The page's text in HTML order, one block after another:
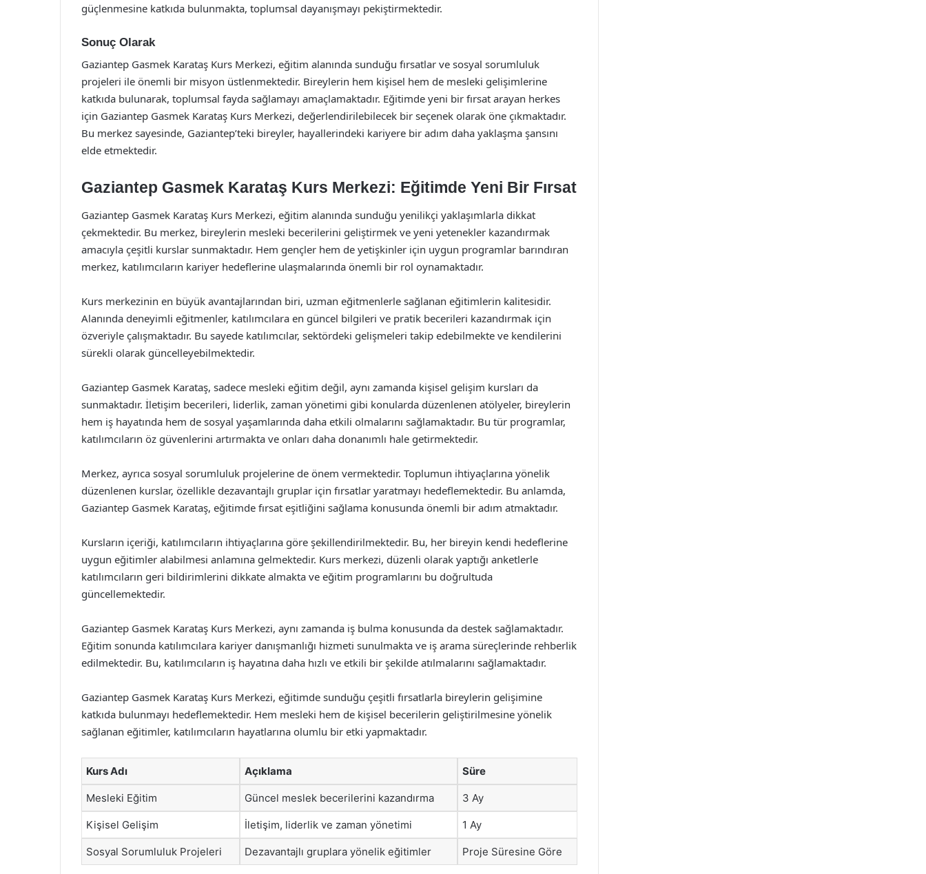
güçlenmesine katkıda bulunmakta, toplumsal dayanışmayı pekiştirmektedir.
Sonuç Olarak
Gaziantep Gasmek Karataş Kurs Merkezi, eğitim alanında sunduğu fırsatlar ve sosyal sorumluluk
projeleri ile önemli bir misyon üstlenmektedir. Bireylerin hem kişisel hem de mesleki gelişimlerine
katkıda bulunarak, toplumsal fayda sağlamayı amaçlamaktadır. Eğitimde yeni bir fırsat arayan herkes
için Gaziantep Gasmek Karataş Kurs Merkezi, değerlendirilebilecek bir seçenek olarak öne çıkmaktadır.
Bu merkez sayesinde, Gaziantep’teki bireyler, hayallerindeki kariyere bir adım daha yaklaşma şansını
elde etmektedir.
Gaziantep Gasmek Karataş Kurs Merkezi: Eğitimde Yeni Bir Fırsat
Gaziantep Gasmek Karataş Kurs Merkezi, eğitim alanında sunduğu yenilikçi yaklaşımlarla dikkat
çekmektedir. Bu merkez, bireylerin mesleki becerilerini geliştirmek ve yeni yetenekler kazandırmak
amacıyla çeşitli kurslar sunmaktadır. Hem gençler hem de yetişkinler için uygun programlar barındıran
merkez, katılımcıların kariyer hedeflerine ulaşmalarında önemli bir rol oynamaktadır.
Kurs merkezinin en büyük avantajlarından biri, uzman eğitmenlerle sağlanan eğitimlerin kalitesidir.
Alanında deneyimli eğitmenler, katılımcılara en güncel bilgileri ve pratik becerileri kazandırmak için
özveriyle çalışmaktadır. Bu sayede katılımcılar, sektördeki gelişmeleri takip edebilmekte ve kendilerini
sürekli olarak güncelleyebilmektedir.
Gaziantep Gasmek Karataş, sadece mesleki eğitim değil, aynı zamanda kişisel gelişim kursları da
sunmaktadır. İletişim becerileri, liderlik, zaman yönetimi gibi konularda düzenlenen atölyeler, bireylerin
hem iş hayatında hem de sosyal yaşamlarında daha etkili olmalarını sağlamaktadır. Bu tür programlar,
katılımcıların öz güvenlerini artırmakta ve onları daha donanımlı hale getirmektedir.
Merkez, ayrıca sosyal sorumluluk projelerine de önem vermektedir. Toplumun ihtiyaçlarına yönelik
düzenlenen kurslar, özellikle dezavantajlı gruplar için fırsatlar yaratmayı hedeflemektedir. Bu anlamda,
Gaziantep Gasmek Karataş, eğitimde fırsat eşitliğini sağlama konusunda önemli bir adım atmaktadır.
Kursların içeriği, katılımcıların ihtiyaçlarına göre şekillendirilmektedir. Bu, her bireyin kendi hedeflerine
uygun eğitimler alabilmesi anlamına gelmektedir. Kurs merkezi, düzenli olarak yaptığı anketlerle
katılımcıların geri bildirimlerini dikkate almakta ve eğitim programlarını bu doğrultuda
güncellemektedir.
Gaziantep Gasmek Karataş Kurs Merkezi, aynı zamanda iş bulma konusunda da destek sağlamaktadır.
Eğitim sonunda katılımcılara kariyer danışmanlığı hizmeti sunulmakta ve iş arama süreçlerinde rehberlik
edilmektedir. Bu, katılımcıların iş hayatına daha hızlı ve etkili bir şekilde atılmalarını sağlamaktadır.
Gaziantep Gasmek Karataş Kurs Merkezi, eğitimde sunduğu çeşitli fırsatlarla bireylerin gelişimine
katkıda bulunmayı hedeflemektedir. Hem mesleki hem de kişisel becerilerin geliştirilmesine yönelik
sağlanan eğitimler, katılımcıların hayatlarına olumlu bir etki yapmaktadır.
Kurs Adı Açıklama Süre
Mesleki Eğitim Güncel meslek becerilerini kazandırma 3 Ay
Kişisel Gelişim İletişim, liderlik ve zaman yönetimi 1 Ay
Sosyal Sorumluluk Projeleri Dezavantajlı gruplara yönelik eğitimler Proje Süresine Göre